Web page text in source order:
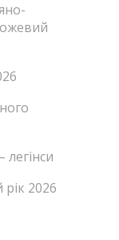
легінси
2026